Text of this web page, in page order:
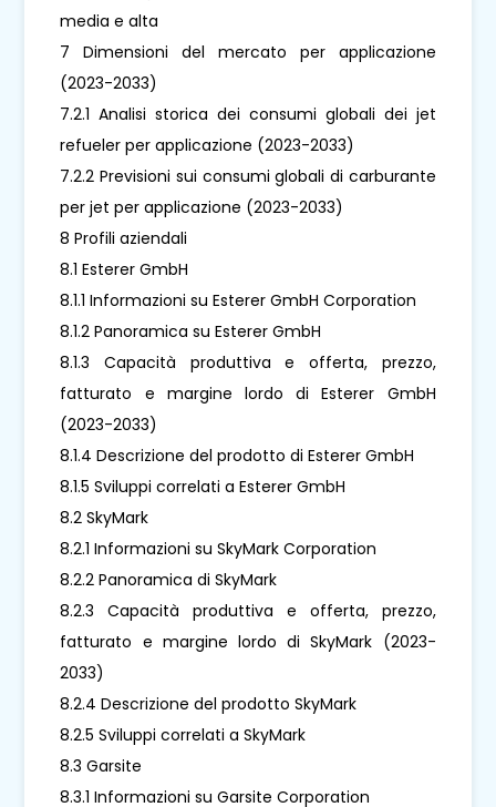
media e alta
7 Dimensioni del mercato per applicazione
(2023-2033)
7.2.1 Analisi storica dei consumi globali dei jet
refueler per applicazione (2023-2033)
7.2.2 Previsioni sui consumi globali di carburante
per jet per applicazione (2023-2033)
8 Profili aziendali
8.1 Esterer GmbH
8.1.1 Informazioni su Esterer GmbH Corporation
8.1.2 Panoramica su Esterer GmbH
8.1.3 Capacità produttiva e offerta, prezzo,
fatturato e margine lordo di Esterer GmbH
(2023-2033)
8.1.4 Descrizione del prodotto di Esterer GmbH
8.1.5 Sviluppi correlati a Esterer GmbH
8.2 SkyMark
8.2.1 Informazioni su SkyMark Corporation
8.2.2 Panoramica di SkyMark
8.2.3 Capacità produttiva e offerta, prezzo,
fatturato e margine lordo di SkyMark (2023-
2033)
8.2.4 Descrizione del prodotto SkyMark
8.2.5 Sviluppi correlati a SkyMark
8.3 Garsite
8.3.1 Informazioni su Garsite Corporation